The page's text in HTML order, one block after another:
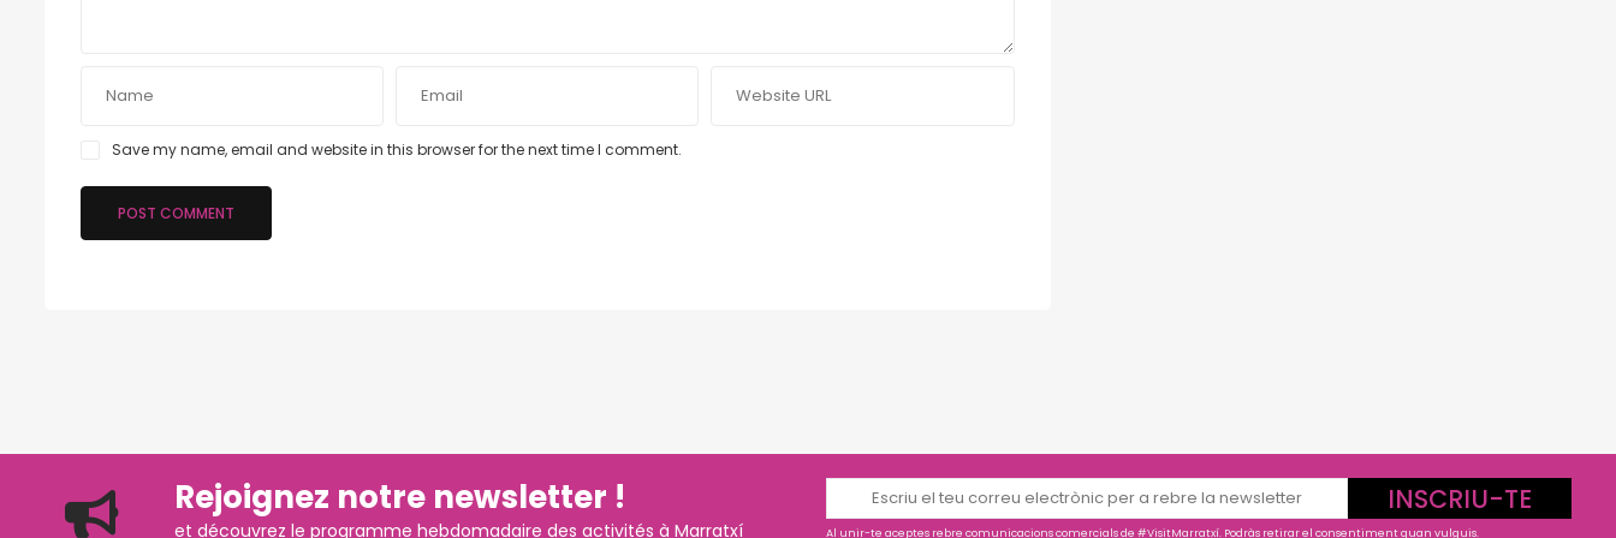
Save my name, email and website in this browser for the next time I comment.
Rejoignez notre newsletter !
et découvrez le programme hebdomadaire des activités à Marratxí
INSCRIU-TE
Al unir-te aceptes rebre comunicacions comercials de #VisitMarratxí. Podràs retirar el consentiment quan vulguis.